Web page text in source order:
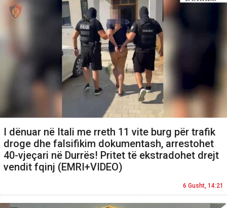
I dënuar në Itali me rreth 11 vite burg për trafik
droge dhe falsifikim dokumentash, arrestohet
40-vjeçari në Durrës! Pritet të ekstradohet drejt
vendit fqinj (EMRI+VIDEO)
6 Gusht, 14:21